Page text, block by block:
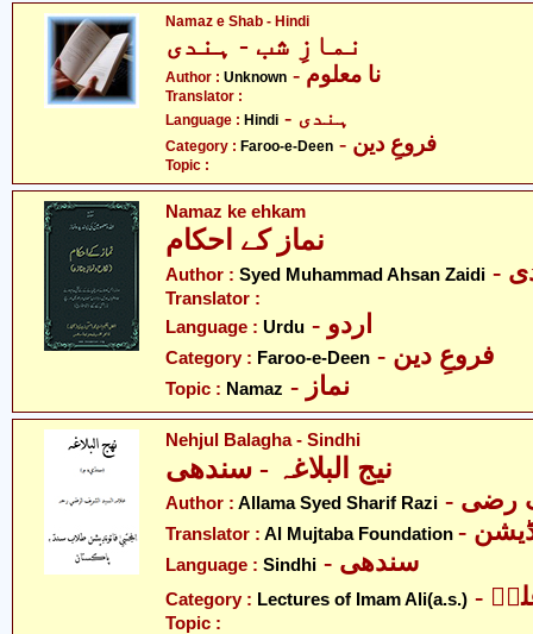
Namaz e Shab - Hindi
نمازِ شب - ہندی
Author : Unknown - نا معلوم
Translator :
Language : Hindi - ہندی
Category : Faroo-e-Deen - فروعِ دین
Topic :
Namaz ke ehkam
نماز کے احکام
Author : Syed Muhammad Ahsan Zaidi
Translator :
Language : Urdu - اردو
Category : Faroo-e-Deen - فروعِ دین
Topic : Namaz - نماز
Nehjul Balagha - Sindhi
نیج البلاغہ - سندھی
Author : Allama Syed Sharif Razi رضی
Translator : Al Mujtaba Foundation
Language : Sindhi - سندھی
Category : Lectures of Imam Ali(a.s.)
Topic :